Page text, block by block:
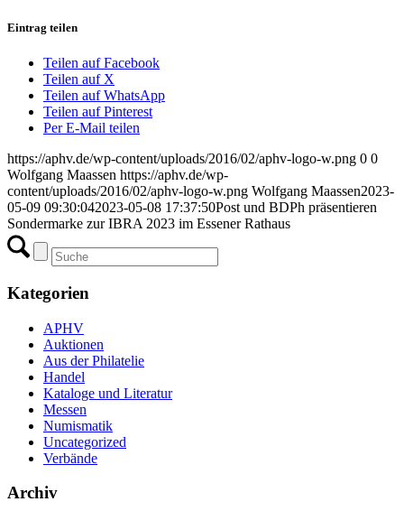
Eintrag teilen
Teilen auf Facebook
Teilen auf X
Teilen auf WhatsApp
Teilen auf Pinterest
Per E-Mail teilen
https://aphv.de/wp-content/uploads/2016/02/aphv-logo-w.png 0 0
Wolfgang Maassen https://aphv.de/wp-
content/uploads/2016/02/aphv-logo-w.png Wolfgang Maassen2023-
05-09 09:30:042023-05-08 17:37:50Post und BDPh präsentieren
Sondermarke zur IBRA 2023 im Essener Rathaus
Kategorien
APHV
Auktionen
Aus der Philatelie
Handel
Kataloge und Literatur
Messen
Numismatik
Uncategorized
Verbände
Archiv